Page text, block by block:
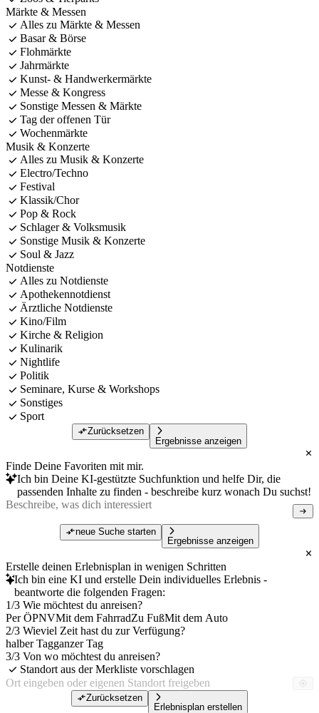
Märkte & Messen
Alles zu Märkte & Messen
Basar & Börse
Flohmärkte
Jahrmärkte
Kunst- & Handwerkermärkte
Messe & Kongress
Sonstige Messen & Märkte
Tag der offenen Tür
Wochenmärkte
Musik & Konzerte
Alles zu Musik & Konzerte
Electro/Techno
Festival
Klassik/Chor
Pop & Rock
Schlager & Volksmusik
Sonstige Musik & Konzerte
Soul & Jazz
Notdienste
Alles zu Notdienste
Apothekennotdienst
Ärztliche Notdienste
Kino/Film
Kirche & Religion
Kulinarik
Nightlife
Politik
Seminare, Kurse & Workshops
Sonstiges
Sport
Zurücksetzen
Ergebnisse anzeigen
Finde Deine Favoriten mit mir.
Ich bin Deine KI-gestützte Suchfunktion und helfe Dir, die
passenden Inhalte zu finden - beschreibe kurz wonach Du suchst!
neue Suche starten
Ergebnisse anzeigen
Erstelle deinen Erlebnisplan in wenigen Schritten
Ich bin eine KI und erstelle Dein individuelles Erlebnis -
beantworte die folgenden Fragen:
1/3 Wie möchtest du anreisen?
Per ÖPNVMit dem FahrradZu FußMit dem Auto
2/3 Wieviel Zeit hast du zur Verfügung?
halber Tagganzer Tag
3/3 Von wo möchtest du anreisen?
Standort aus der Merkliste vorschlagen
Zurücksetzen
Erlebnisplan erstellen